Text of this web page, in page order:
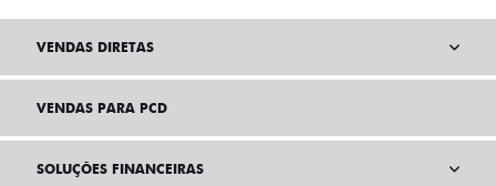
VENDAS DIRETAS
VENDAS PARA PCD
SOLUÇÕES FINANCEIRAS